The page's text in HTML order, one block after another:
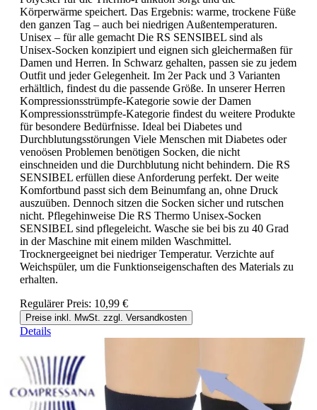
Körperwärme speichert. Das Ergebnis: warme, trockene Füße
den ganzen Tag – auch bei niedrigen Außentemperaturen.
Unisex – für alle gemacht Die RS SENSIBEL sind als
Unisex-Socken konzipiert und eignen sich gleichermaßen für
Damen und Herren. In Schwarz gehalten, passen sie zu jedem
Outfit und jeder Gelegenheit. Im 2er Pack und 3 Varianten
erhältlich, findest du die passende Größe. In unserer Herren
Kompressionsstrümpfe-Kategorie sowie der Damen
Kompressionsstrümpfe-Kategorie findest du weitere Produkte
für besondere Bedürfnisse. Ideal bei Diabetes und
Durchblutungsstörungen Viele Menschen mit Diabetes oder
venoösen Problemen benötigen Socken, die nicht
einschneiden und die Durchblutung nicht behindern. Die RS
SENSIBEL erfüllen diese Anforderung perfekt. Der weite
Komfortbund passt sich dem Beinumfang an, ohne Druck
auszuüben. Dennoch sitzen die Socken sicher und rutschen
nicht. Pflegehinweise Die RS Thermo Unisex-Socken
SENSIBEL sind pflegeleicht. Wasche sie bei bis zu 40 Grad
in der Maschine mit einem milden Waschmittel.
Trocknergeeignet bei niedriger Temperatur. Verzichte auf
Weichspüler, um die Funktionseigenschaften des Materials zu
erhalten.
Regulärer Preis: 10,99 €
Preise inkl. MwSt. zzgl. Versandkosten
Details